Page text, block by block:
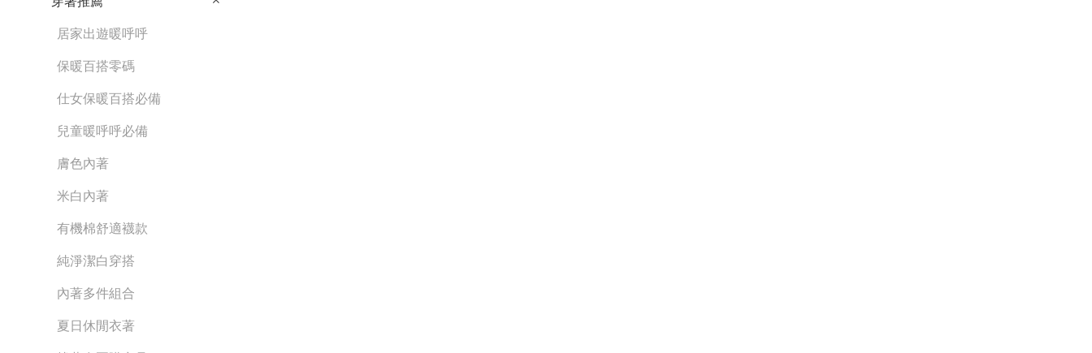
居家出遊暖呼呼
保暖百搭零碼
仕女保暖百搭必備
兒童暖呼呼必備
膚色內著
米白內著
有機棉舒適襪款
純淨潔白穿搭
內著多件組合
夏日休閒衣著